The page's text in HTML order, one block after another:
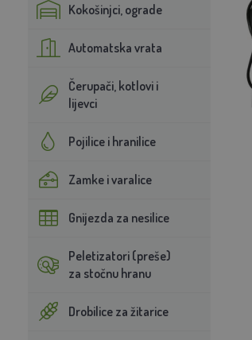
Kokošinjci, ograde
Automatska vrata
Čerupači, kotlovi i
lijevci
Pojilice i hranilice
Zamke i varalice
Gnijezda za nesilice
Peletizatori (preše)
za stočnu hranu
Drobilice za žitarice